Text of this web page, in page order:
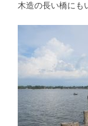
木造の長い橋にも